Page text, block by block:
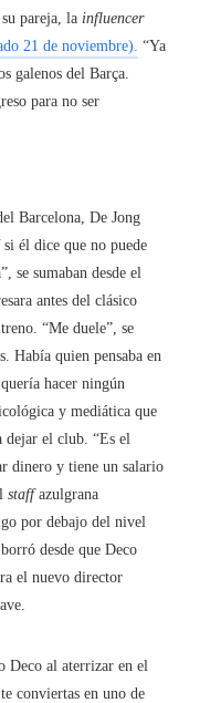
pareja, la influencer
21 de noviembre). “Ya
galenos del Barça.
para no ser
Barcelona, De Jong
si él dice que no puede
se sumaban desde el
antes del clásico
“Me duele”, se
Había quien pensaba en
hacer ningún
y mediática que
dejar el club. “Es el
dinero y tiene un salario
staffazulgrana
por debajo del nivel
desde que Deco
el nuevo director
Deco al aterrizar en el
conviertas en uno de